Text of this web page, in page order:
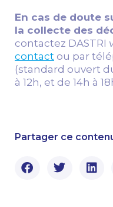
En cas de doute
la collecte des
contactez DASTRI
contact ou par
(standard ouvert
à 12h, et de 14h à
Partager ce